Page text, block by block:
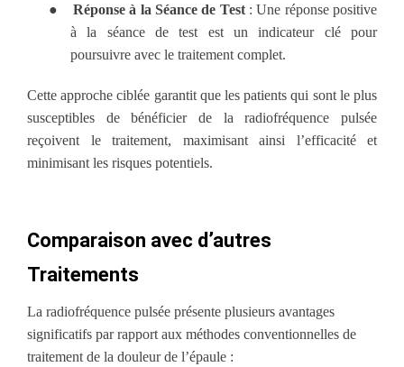
● Réponse à la Séance de Test: Une réponse positive
à la séance de test est un indicateur clé pour
poursuivre avec le traitement complet.
Cette approche ciblée garantit que les patients qui sont le plus
susceptibles de bénéficier de la radiofréquence pulsée
reçoivent le traitement, maximisant ainsi l’efficacité et
minimisant les risques potentiels.
Comparaison avec d’autres
Traitements
La radiofréquence pulsée présente plusieurs avantages
significatifs par rapport aux méthodes conventionnelles de
traitement de la douleur de l’épaule :